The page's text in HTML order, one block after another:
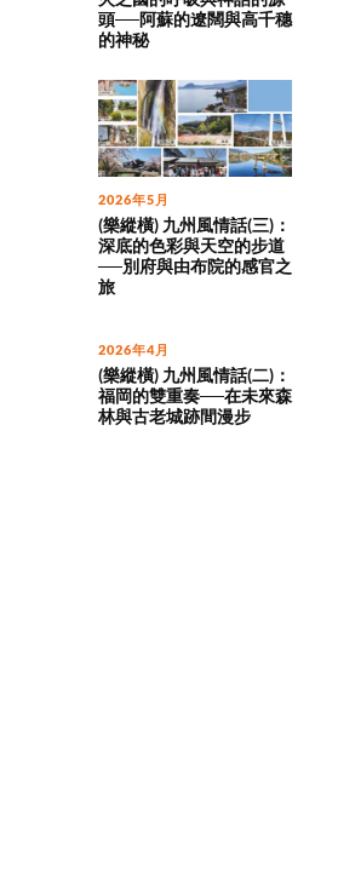
頭──阿蘇的遼闊與高千穗
的神秘
2026年5月
(樂縱橫) 九州風情話(三)：
深底的色彩與天空的步道
──別府與由布院的感官之
旅
2026年4月
(樂縱橫) 九州風情話(二)：
福岡的雙重奏──在未來森
林與古老城跡間漫步